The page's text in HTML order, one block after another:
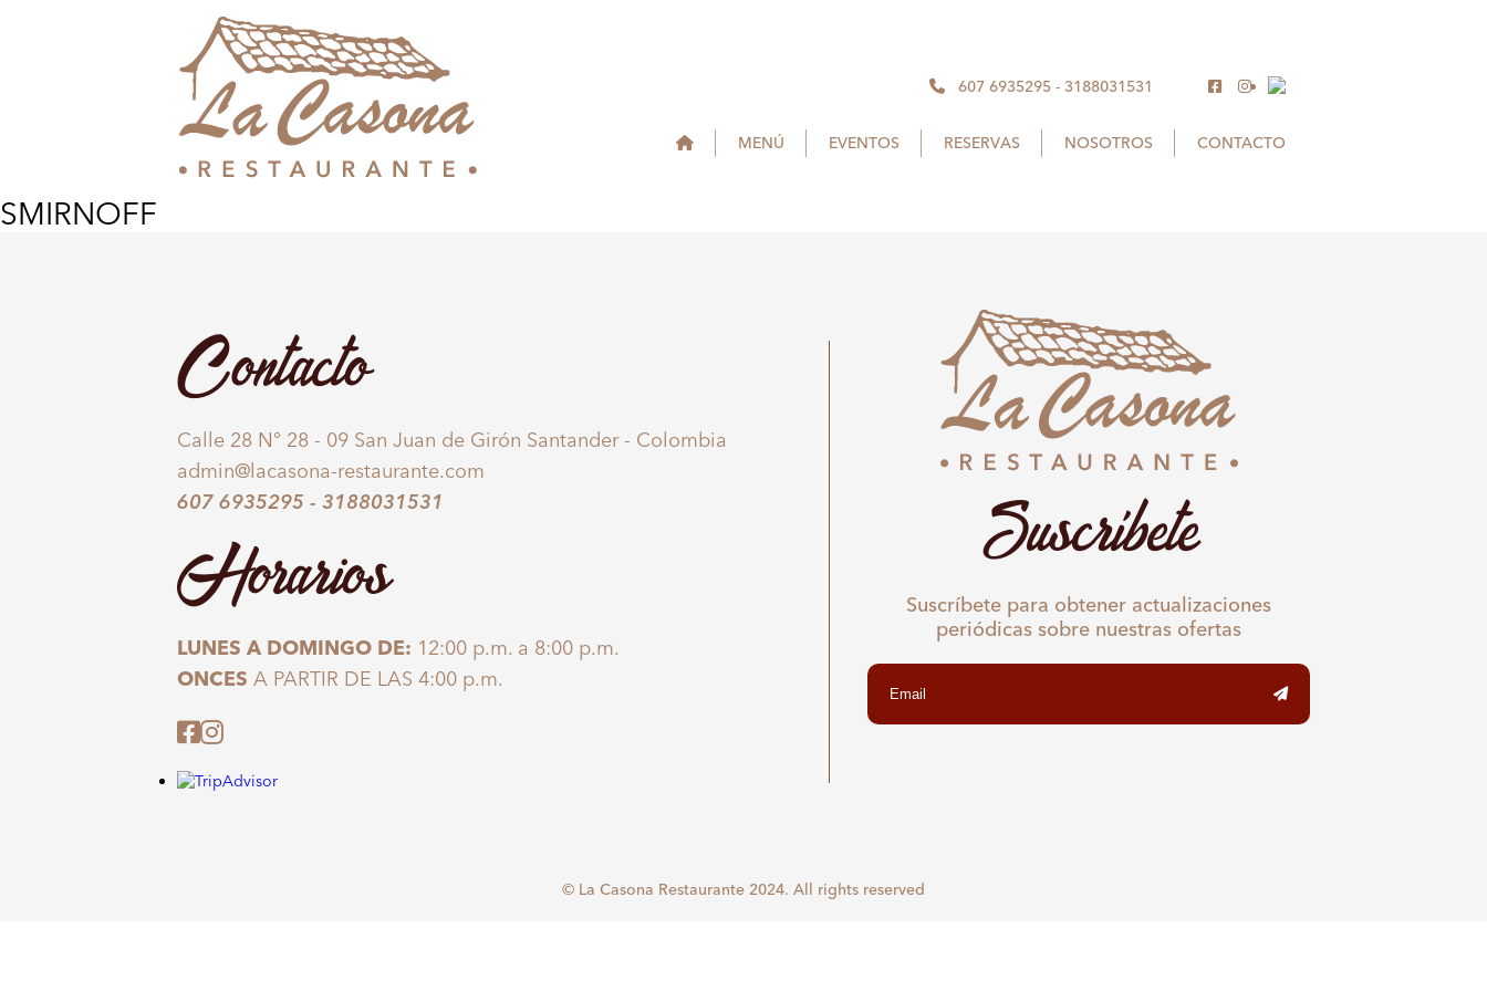
607 6935295 - 3188031531
MENÚ EVENTOS RESERVAS NOSOTROS CONTACTO
SMIRNOFF
Contacto
Calle 28 N° 28 - 09 San Juan de Girón Santander - Colombia
admin@lacasona-restaurante.com
607 6935295 - 3188031531
Horarios
LUNES A DOMINGO DE: 12:00 p.m. a 8:00 p.m.
ONCES A PARTIR DE LAS 4:00 p.m.
Suscríbete
Suscríbete para obtener actualizaciones
periódicas sobre nuestras ofertas
© La Casona Restaurante 2024. All rights reserved